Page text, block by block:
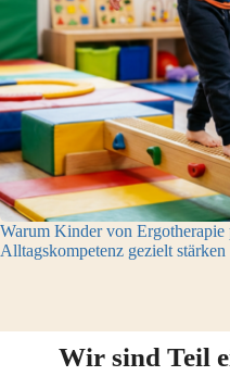
Warum Kinder von
Alltagskompetenz gezielt stärken
Wir sind Teil